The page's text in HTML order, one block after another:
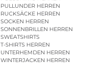
PULLUNDER HERREN
RUCKSÄCKE HERREN
SOCKEN HERREN
SONNENBRILLEN HERREN
SWEATSHIRTS
T-SHIRTS HERREN
UNTERHEMDEN HERREN
WINTERJACKEN HERREN